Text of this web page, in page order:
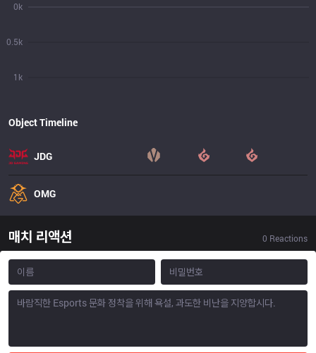
1k
0.5k
0k
Object Timeline
JDG
OMG
매치 리액션 0 Reactions